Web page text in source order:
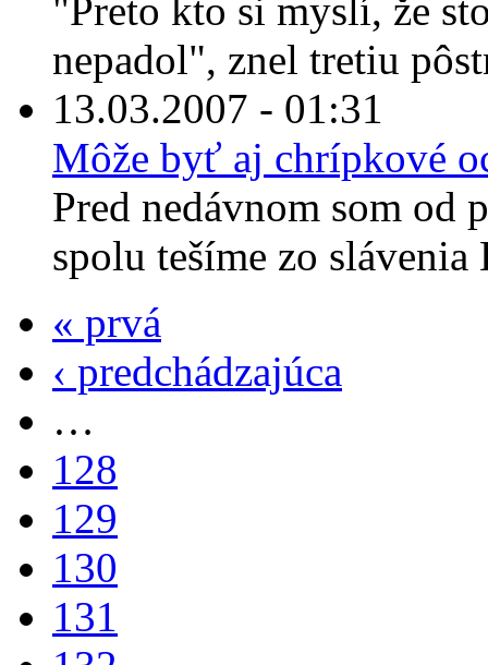
"Preto kto si myslí, že
nepadol", znel tretiu
13.03.2007 - 01:31
Môže byť aj chrípkové
Pred nedávnom som od
spolu tešíme zo slávenia
« prvá
‹ predchádzajúca
…
128
129
130
131